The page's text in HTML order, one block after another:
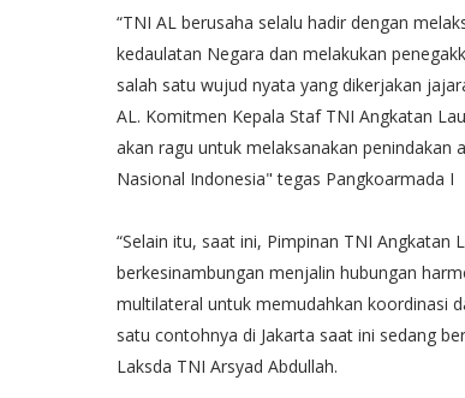
“TNI AL berusaha selalu hadir dengan
kedaulatan Negara dan melakukan
salah satu wujud nyata yang dikerjakan
AL. Komitmen Kepala Staf TNI Angkatan
akan ragu untuk melaksanakan penindakan
Nasional Indonesia" tegas Pangkoarmada I
“Selain itu, saat ini, Pimpinan TNI Angkatan
berkesinambungan menjalin hubungan
multilateral untuk memudahkan koordinasi
satu contohnya di Jakarta saat ini sedang
Laksda TNI Arsyad Abdullah.